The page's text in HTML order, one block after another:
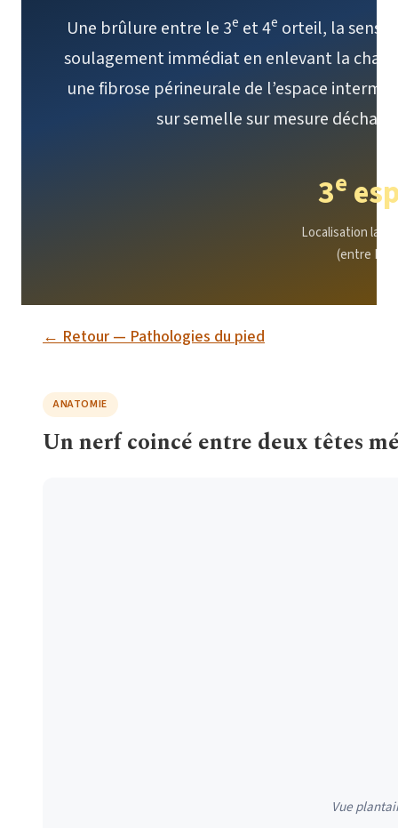
Une brûlure entre le 3e et 4e orteil, la
soulagement immédiat en enlevant la
une fibrose périneurale de l’espace
sur semelle sur mesure
3e
Localisation la
(entre M3
← Retour — Pathologies du pied
ANATOMIE
Un nerf coincé entre deux têtes
Vue